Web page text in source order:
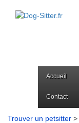
Accueil
Contact
Trouver un petsitter >